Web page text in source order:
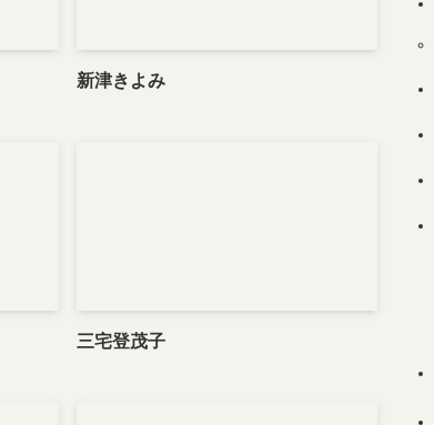
新津きよみ
三宅登茂子